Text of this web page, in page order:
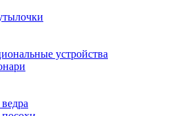
устройства